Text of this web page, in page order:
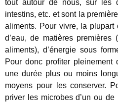
tout autour de nous, sur les
intestins, etc. et sont la
aliments. Pour vivre, la
d’eau, de matières premières
aliments), d’énergie sous
Pour donc profiter
une durée plus ou moins
moyens pour les conserver.
priver les microbes d’un ou